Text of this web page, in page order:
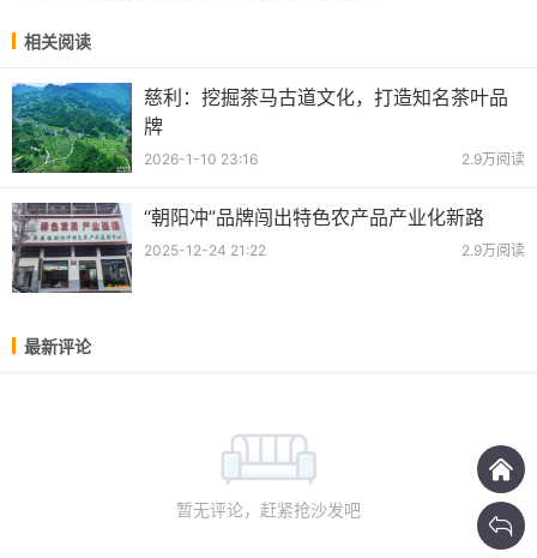
相关阅读
慈利：挖掘茶马古道文化，打造知名茶叶品
牌
2026-1-10 23:16 2.9万阅读
“朝阳冲”品牌闯出特色农产品产业化新路
2025-12-24 21:22 2.9万阅读
最新评论
暂无评论，赶紧抢沙发吧